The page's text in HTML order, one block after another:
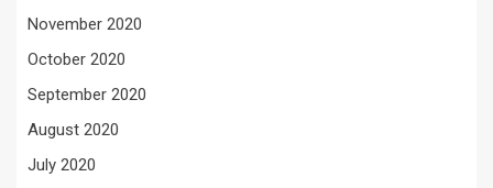
November 2020
October 2020
September 2020
August 2020
July 2020